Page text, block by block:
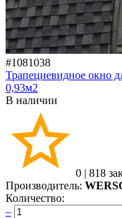
#1081038
Трапециевидное окно
0,93м2
В наличии
0 | 818
Производитель:
Количество:
–